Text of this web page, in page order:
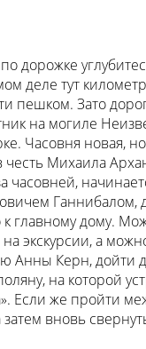
деле тут
пешком. Зато
на могиле
Часовня новая,
Михаила
часовней,
Ганнибалом,
дому.
экскурсии, а
Анны Керн, дойти
на которой
Если же пройти
вновь